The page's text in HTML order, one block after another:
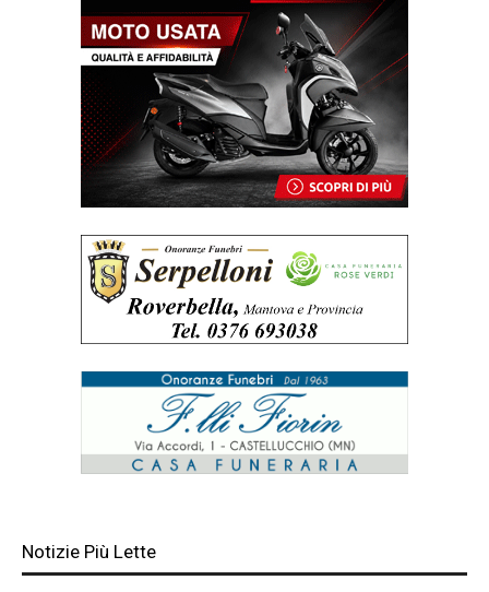
Notizie Più Lette